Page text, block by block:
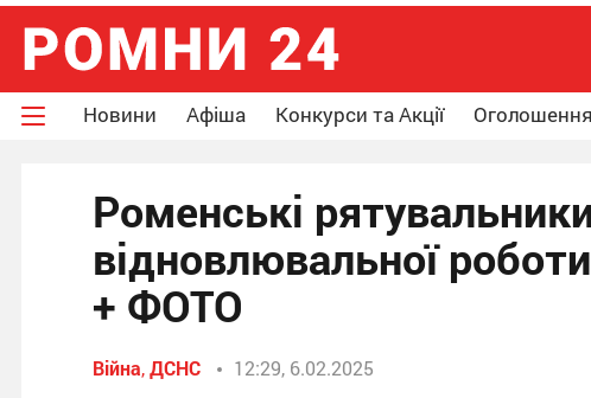
Новини Афіша Конкурси та Акції Оголошення
Роменські
відновлювальної
+ ФОТО
Війна,ДСНС 12:29, 6.02.2025